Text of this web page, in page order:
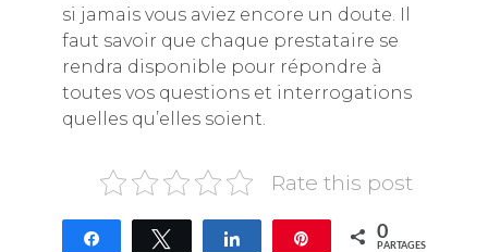
si jamais vous aviez encore un doute. Il
faut savoir que chaque prestataire se
rendra disponible pour répondre à
toutes vos questions et interrogations
quelles qu’elles soient.
Rate this post
Partagez Tweetez Partagez Épingle 0
PARTAGES